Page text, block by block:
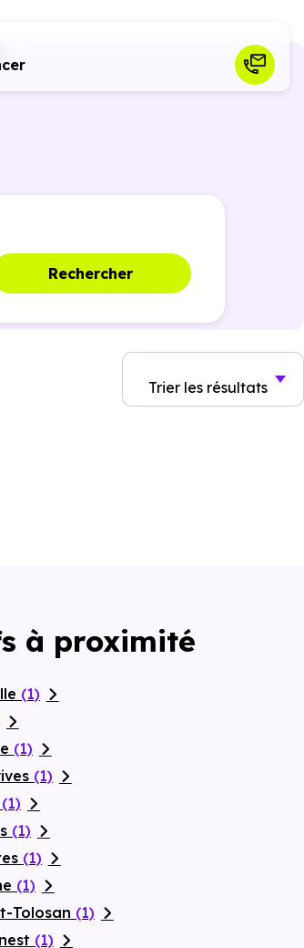
Rechercher
Trier les résultats
à proximité
(1)
(1)
(1)
(1)
(1)
(1)
(1)
Tolosan (1)
(1)